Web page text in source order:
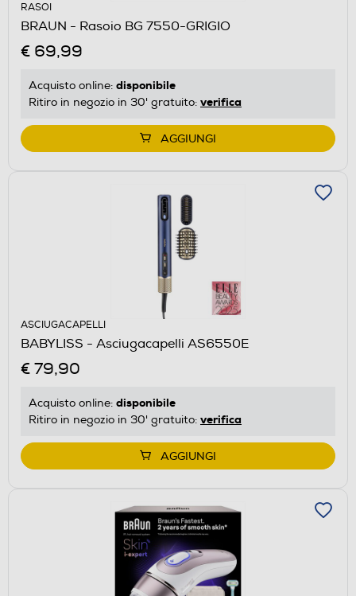
RASOI
BRAUN - Rasoio BG 7550-GRIGIO
€ 69,99
Acquisto online: disponibile
Ritiro in negozio in 30' gratuito: verifica
AGGIUNGI
ASCIUGACAPELLI
BABYLISS - Asciugacapelli AS6550E
€ 79,90
Acquisto online: disponibile
Ritiro in negozio in 30' gratuito: verifica
AGGIUNGI